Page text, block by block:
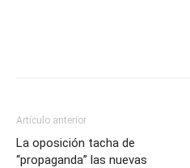
Artículo anterior
La oposición tacha de
“propaganda” las nuevas